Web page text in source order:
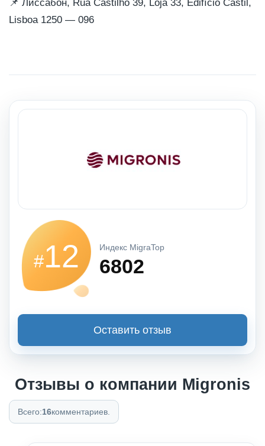
📌 Лиссабон, Rua Castilho 39, Loja 33, Edifício Castil,
Lisboa 1250 — 096
#12 Индекс MigraTop
6802
Оставить отзыв
Отзывы о компании Migronis
Всего:16комментариев.